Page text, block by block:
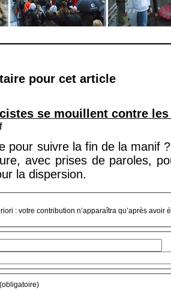
pour cet article
se mouillent contre
pour suivre la fin de la manif
avec prises de paroles,
la dispersion.
: votre contribution n’apparaîtra qu’après avoir